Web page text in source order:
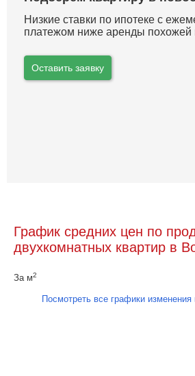
Низкие ставки по ипотеке с
платежом ниже аренды похожей
Оставить заявку
График средних цен по
двухкомнатных квартир в
За м2
Посмотреть все графики изменения